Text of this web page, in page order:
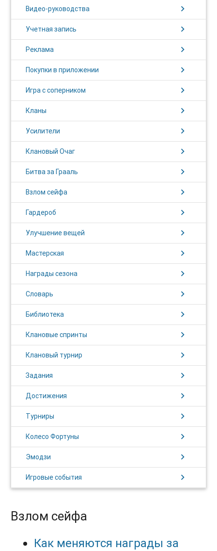
Видео-руководства chevron_right
Учетная запись chevron_right
Реклама chevron_right
Покупки в приложении chevron_right
Игра с соперником chevron_right
Кланы chevron_right
Усилители chevron_right
Клановый Очаг chevron_right
Битва за Грааль chevron_right
Взлом сейфа chevron_right
Гардероб chevron_right
Улучшение вещей chevron_right
Мастерская chevron_right
Награды сезона chevron_right
Словарь chevron_right
Библиотека chevron_right
Клановые спринты chevron_right
Клановый турнир chevron_right
Задания chevron_right
Достижения chevron_right
Турниры chevron_right
Колесо Фортуны chevron_right
Эмодзи chevron_right
Игровые события chevron_right
Взлом сейфа
Как меняются награды за